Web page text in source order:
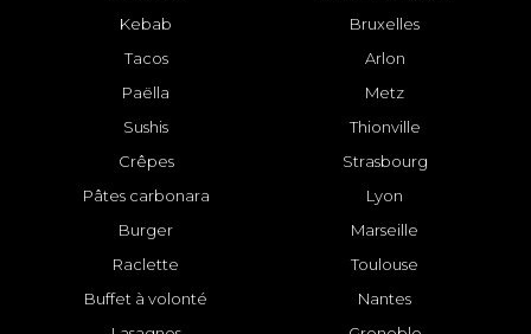
Kebab
Tacos
Paëlla
Sushis
Crêpes
Pâtes carbonara
Burger
Raclette
Buffet à volonté
Bruxelles
Arlon
Metz
Thionville
Strasbourg
Lyon
Marseille
Toulouse
Nantes